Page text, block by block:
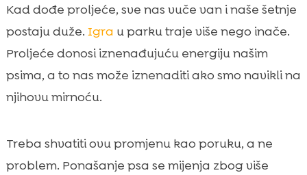
 Temperatura zraka i ugodniji uvjeti za
kretanje

Hormoni, sezona parenja i društvena
hiperaktivnost uvijek “normalna”
 Koliko kretanja je dovoljno: šetnje, trčanje i
Kad dođe proljeće, sve nas vuče van i naše šetnje
postaju duže. Igra u parku traje više nego inače.
Proljeće donosi iznenađujuću energiju našim
psima, a to nas može iznenaditi ako smo navikli na
njihovu mirnoću.
Treba shvatiti ovu promjenu kao poruku, a ne
problem. Ponašanje psa se mijenja zbog više